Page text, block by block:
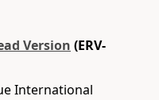
Version (ERV-
International